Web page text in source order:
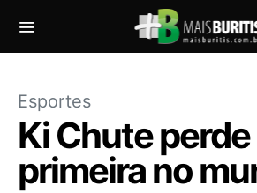
Esportes
Ki Chute perde
primeira no